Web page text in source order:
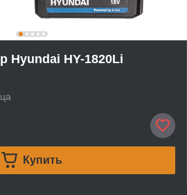
Hyundai HY-1820Li
Купить